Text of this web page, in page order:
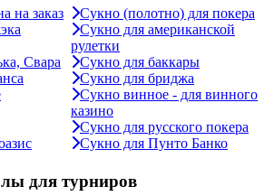
на заказ
Сукно (полотно) для покера
Сукно для американской
рулетки
Свара
Сукно для баккары
Сукно для бриджа
Сукно винное - для винного
казино
Сукно для русского покера
Сукно для Пунто Банко
для турниров